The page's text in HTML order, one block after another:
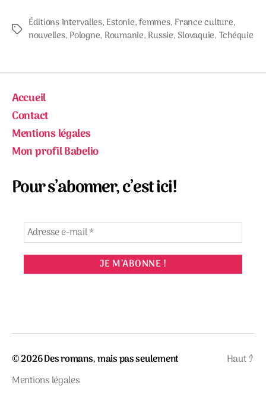
Étiquettes
Éditions Intervalles, Estonie,femmes, France culture,
nouvelles, Pologne, Roumanie, Russie,Slovaquie, Tchéquie
Accueil
Contact
Mentions légales
Mon profil Babelio
Pour s’abonner, c’est ici!
© 2026Des romans, mais pas seulement
Mentions légales
Haut↑